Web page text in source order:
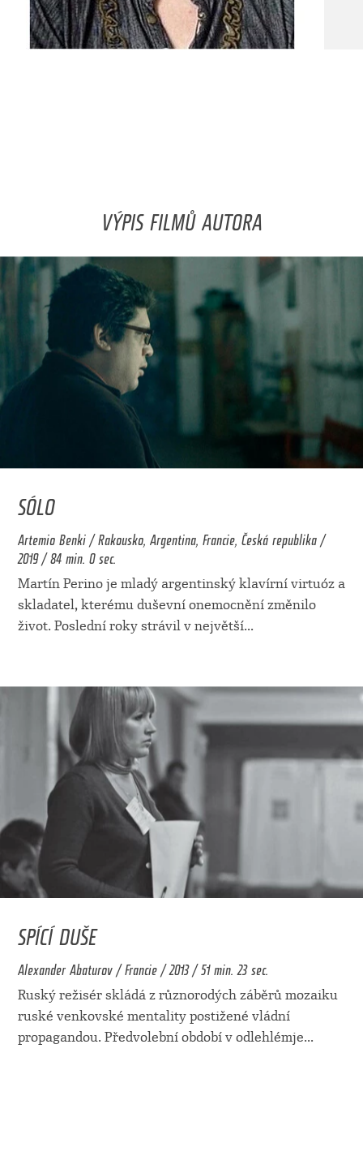
VÝPIS FILMŮ AUTORA
SÓLO
Artemio Benki / Rakousko, Argentina, Francie, Česká republika /
2019 / 84 min. 0 sec.
Martín Perino je mladý argentinský klavírní virtuóz a
skladatel, kterému duševní onemocnění změnilo
život. Poslední roky strávil v největší...
SPÍCÍ DUŠE
Alexander Abaturov / Francie / 2013 / 51 min. 23 sec.
Ruský režisér skládá z různorodých záběrů mozaiku
ruské venkovské mentality postižené vládní
propagandou. Předvolební období v odlehlémje...